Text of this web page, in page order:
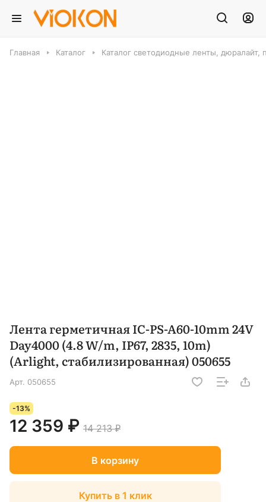
Главная Каталог Каталог светодиодные ленты, дюралайт,
Лента герметичная IC-PS-A60-10mm 24V
Day4000 (4.8 W/m, IP67, 2835, 10m)
(Arlight, стабилизированная) 050655
Арт. 050655
-13%
12 359 ₽ 14 213 ₽
В корзину
Купить в 1 клик